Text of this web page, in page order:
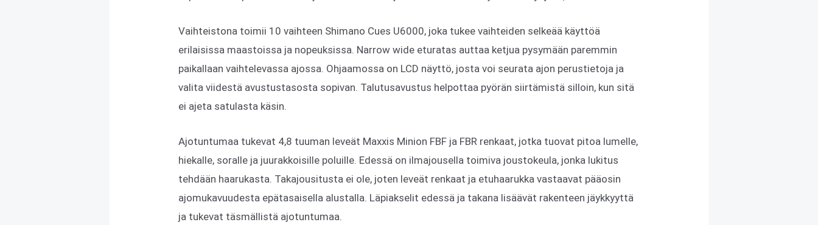
Vaihteistona toimii 10 vaihteen Shimano Cues U6000, joka tukee vaihteiden selkeää käyttöä
erilaisissa maastoissa ja nopeuksissa. Narrow wide eturatas auttaa ketjua pysymään paremmin
paikallaan vaihtelevassa ajossa. Ohjaamossa on LCD näyttö, josta voi seurata ajon perustietoja ja
valita viidestä avustustasosta sopivan. Talutusavustus helpottaa pyörän siirtämistä silloin, kun sitä
ei ajeta satulasta käsin.
Ajotuntumaa tukevat 4,8 tuuman leveät Maxxis Minion FBF ja FBR renkaat, jotka tuovat pitoa lumelle,
hiekalle, soralle ja juurakkoisille poluille. Edessä on ilmajousella toimiva joustokeula, jonka lukitus
tehdään haarukasta. Takajousitusta ei ole, joten leveät renkaat ja etuhaarukka vastaavat pääosin
ajomukavuudesta epätasaisella alustalla. Läpiakselit edessä ja takana lisäävät rakenteen jäykkyyttä
ja tukevat täsmällistä ajotuntumaa.